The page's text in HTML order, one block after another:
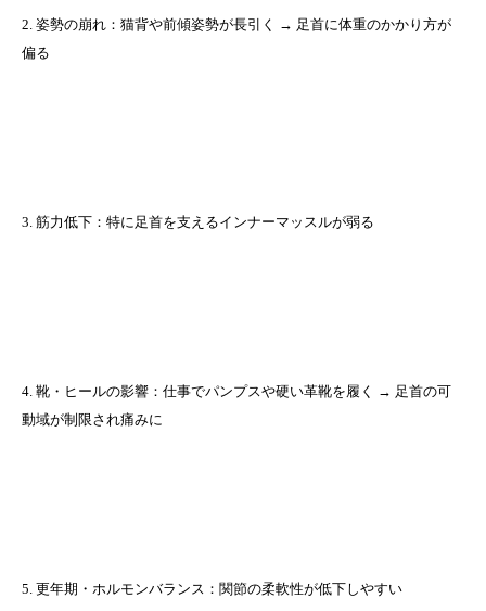
2. 姿勢の崩れ：猫背や前傾姿勢が長引く → 足首に体重のかかり方が
偏る
3. 筋力低下：特に足首を支えるインナーマッスルが弱る
4. 靴・ヒールの影響：仕事でパンプスや硬い革靴を履く → 足首の可
動域が制限され痛みに
5. 更年期・ホルモンバランス：関節の柔軟性が低下しやすい